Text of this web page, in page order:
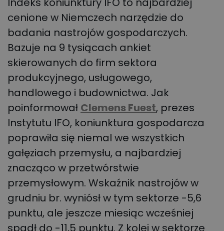
cenione w Niemczech narzędzie do
badania nastrojów gospodarczych.
Bazuje na 9 tysiącach ankiet
skierowanych do firm sektora
produkcyjnego, usługowego,
handlowego i budownictwa. Jak
poinformował Clemens Fuest, prezes
Instytutu IFO, koniunktura gospodarcza
poprawiła się niemal we wszystkich
gałęziach przemysłu, a najbardziej
znacząco w przetwórstwie
przemysłowym. Wskaźnik nastrojów w
grudniu br. wyniósł w tym sektorze -5,6
punktu, ale jeszcze miesiąc wcześniej
spadł do -11,5 punktu. Z kolei w sektorze